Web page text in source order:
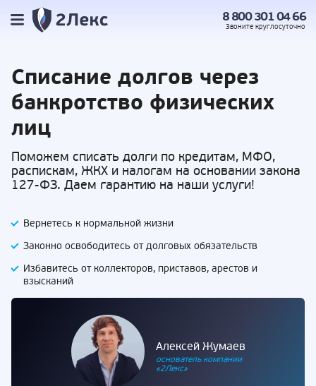
8 800 301 04 66
Звоните круглосуточно
Списание долгов через
банкротство физических
лиц
Поможем списать долги по кредитам, МФО,
распискам, ЖКХ и налогам на основании закона
127-ФЗ. Даем гарантию на наши услуги!
Вернетесь к нормальной жизни
Законно освободитесь от долговых обязательств
Избавитесь от коллекторов, приставов, арестов и
взысканий
Алексей Жумаев
основатель компании
«2Лекс»